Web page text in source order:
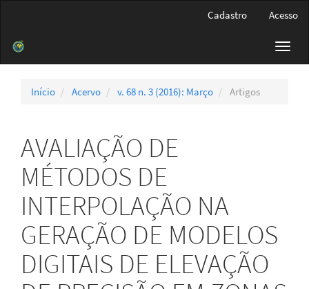
Barra
Cadastro Acesso
Início Acervo v. 68 n. 3 (2016): Março Artigos
AVALIAÇÃO DE
MÉTODOS DE
INTERPOLAÇÃO NA
GERAÇÃO DE MODELOS
DIGITAIS DE ELEVAÇÃO